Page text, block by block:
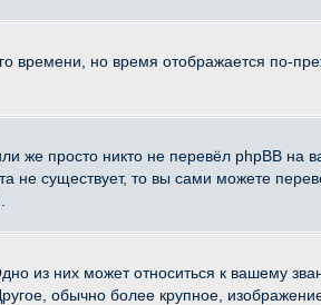
времени, но время отображается по-
же просто никто не перевёл phpBB
не существует, то вы сами можете
из них может относиться к вашему
обычно более крупное,